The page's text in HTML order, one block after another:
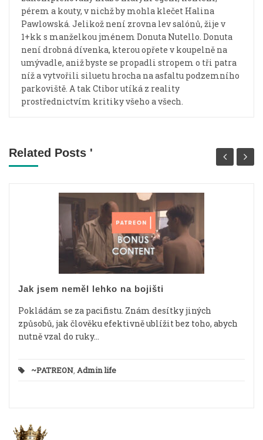
pérem a kouty, v nichž by mohla klečet Halina
Pawlowská. Jelikož není zrovna lev salónů, žije v
1+kk s manželkou jménem Donuta Nutello. Donuta
není drobná dívenka, kterou opřete v koupelně na
umývadle, aniž byste se propadli stropem o tři patra
níž a vytvořili siluetu hrocha na asfaltu podzemního
parkoviště. A tak Ctibor utíká z reality
prostřednictvím kritiky všeho a všech.
Related Posts '
Jak jsem neměl lehko na bojišti
Pokládám se za pacifistu. Znám desítky jiných
způsobů, jak člověku efektivně ublížit bez toho, abych
nutně vzal do ruky...
~PATREON, Admin life